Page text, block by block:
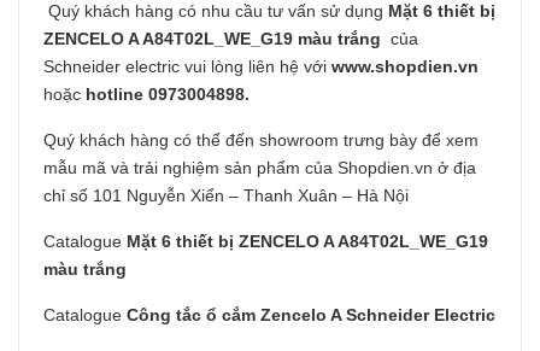
Quý khách hàng có nhu cầu tư vấn sử dụng Mặt 6 thiết bị
ZENCELO A A84T02L_WE_G19 màu trắng của
Schneider electric vui lòng liên hệ với www.shopdien.vn
hoặc hotline 0973004898.
Quý khách hàng có thể đến showroom trưng bày để xem
mẫu mã và trải nghiệm sản phẩm của Shopdien.vn ở địa
chỉ số 101 Nguyễn Xiển – Thanh Xuân – Hà Nội
Catalogue Mặt 6 thiết bị ZENCELO A A84T02L_WE_G19
màu trắng
Catalogue Công tắc ổ cắm Zencelo A Schneider Electric